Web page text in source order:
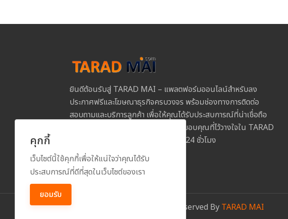
ยินดีต้อนรับสู่ TARAD MAI – แพลตฟอร์มออนไลน์สำหรับลง
ประกาศฟรีและโฆษณาธุรกิจครบวงจร พร้อมช่องทางการติดต่อ
สอบถามและบริการลูกค้า เพื่อให้คุณได้รับประสบการณ์ที่น่าเชื่อถือ
และปลอดภัยในการใช้งานทุกขั้นตอน ขอบคุณที่ไว้วางใจใน TARAD
MAI และเราพร้อมให้บริการคุณตลอด 24 ชั่วโมง
Copyright All Rights Reserved By TARAD MAI
คุกกี้
เว็บไซต์นี้ใช้คุกกี้เพื่อให้แน่ใจว่าคุณได้รับ
ประสบการณ์ที่ดีที่สุดในเว็บไซต์ของเรา
ยอมรับ